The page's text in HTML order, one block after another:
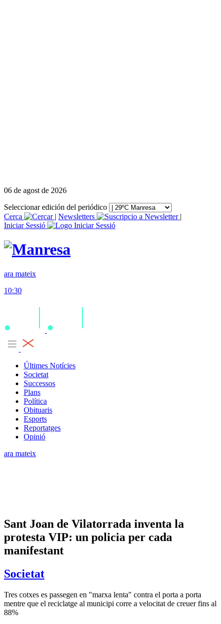
06 de agost de 2026
Seleccionar edición del periódico
Cerca
| Newsletters
|
Iniciar Sessió
ara mateix
10:30
Últimes Notícies
Societat
Successos
Plans
Política
Obituaris
Esports
Reportatges
Opinió
ara mateix
Sant Joan de Vilatorrada inventa la
protesta VIP: un policia per cada
manifestant
Societat
Tres cotxes es passegen en "marxa lenta" contra el porta a porta
mentre que el reciclatge al municipi corre a velocitat de creuer fins al
88%